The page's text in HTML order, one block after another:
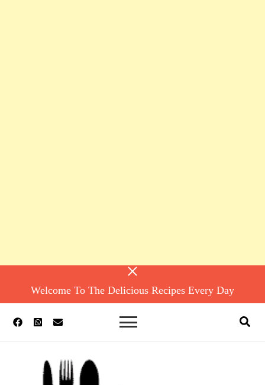
Welcome To The Delicious Recipes Every Day